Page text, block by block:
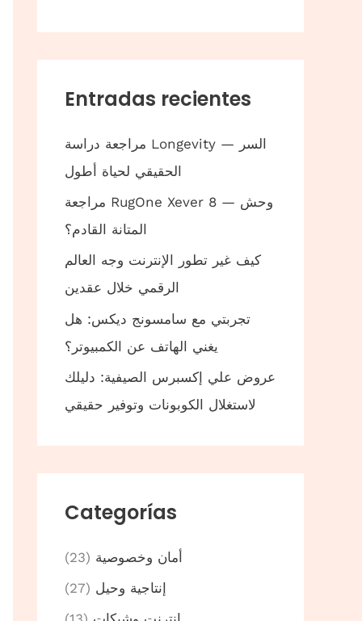
Entradas recientes
مراجعة دراسة Longevity — السر
الحقيقي لحياة أطول
مراجعة RugOne Xever 8 — وحش
المتانة القادم؟
كيف غير تطور الإنترنت وجه العالم
الرقمي خلال عقدين
تجربتي مع سامسونج ديكس: هل
يغني الهاتف عن الكمبيوتر؟
عروض علي إكسبرس الصيفية: دليلك
لاستغلال الكوبونات وتوفير حقيقي
Categorías
أمان وخصوصية (23)
إنتاجية وحيل (27)